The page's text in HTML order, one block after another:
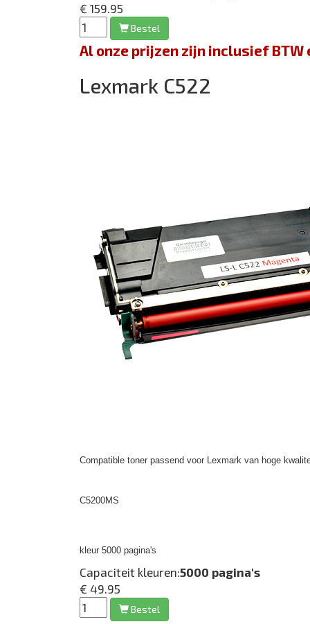
€ 159.95
Bestel
Al onze prijzen zijn inclusief
Lexmark C522
Compatible toner passend voor Lexmark van hoge
C5200MS
kleur 5000 pagina's
Capaciteit kleuren:5000 pagina's
€ 49.95
Bestel